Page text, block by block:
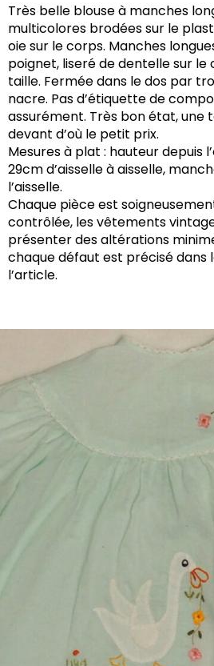
Très belle blouse à manches
multicolores brodées sur le
oie sur le corps. Manches
poignet, liseré de dentelle sur
taille. Fermée dans le dos par
nacre. Pas d’étiquette de
assurément. Très bon état,
devant d’où le petit prix.
Mesures à plat : hauteur depuis
29cm d’aisselle à aisselle,
l’aisselle.
Chaque pièce est
contrôlée, les vêtements
présenter des altérations
chaque défaut est précisé dans
l’article.